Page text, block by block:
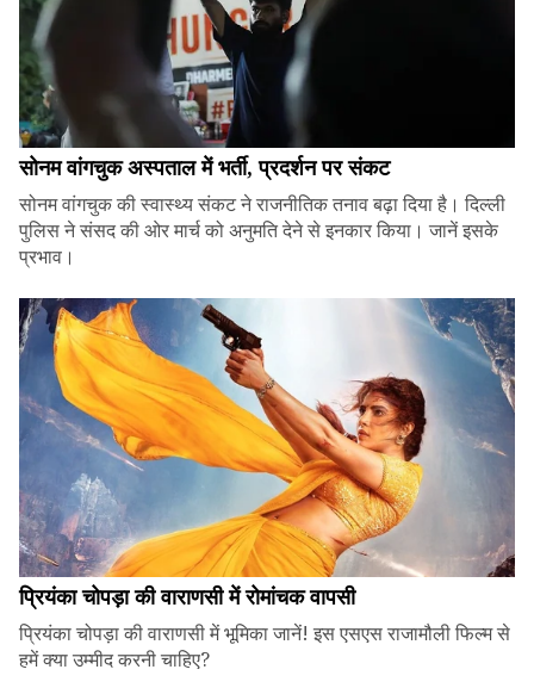
सोनम वांगचुक अस्पताल में भर्ती, प्रदर्शन पर संकट
सोनम वांगचुक की स्वास्थ्य संकट ने राजनीतिक तनाव बढ़ा दिया है। दिल्ली
पुलिस ने संसद की ओर मार्च को अनुमति देने से इनकार किया। जानें इसके
प्रभाव।
प्रियंका चोपड़ा की वाराणसी में रोमांचक वापसी
प्रियंका चोपड़ा की वाराणसी में भूमिका जानें! इस एसएस राजामौली फिल्म से
हमें क्या उम्मीद करनी चाहिए?